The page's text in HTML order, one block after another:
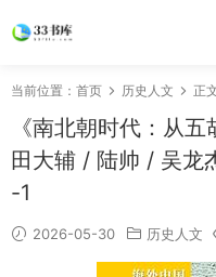
当前位置： 首页 历史人文 正
《南北朝时代：从
田大辅 / 陆帅 / 吴龙
-1
2026-05-30 历史人文